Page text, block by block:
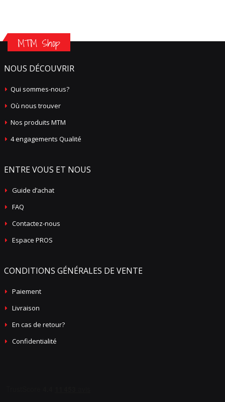
MTM Shop
NOUS DÉCOUVRIR
Qui sommes-nous?
Où nous trouver
Nos produits MTM
4 engagements Qualité
ENTRE VOUS ET NOUS
Guide d’achat
FAQ
Contactez-nous
Espace PROS
CONDITIONS GÉNÉRALES DE VENTE
Paiement
Livraison
En cas de retour?
Confidentialité